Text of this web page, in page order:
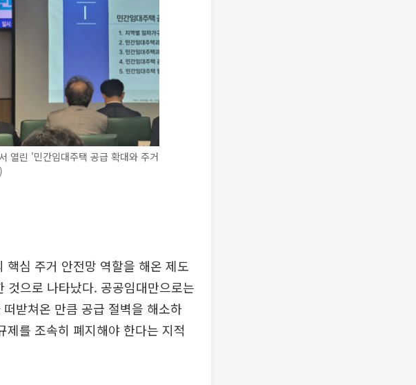
열린 '민간임대주택 공급 확대와 주거
핵심 주거 안전망 역할을 해온 제도
으로 나타났다. 공공임대만으로는
받쳐온 만큼 공급 절벽을 해소하
를 조속히 폐지해야 한다는 지적